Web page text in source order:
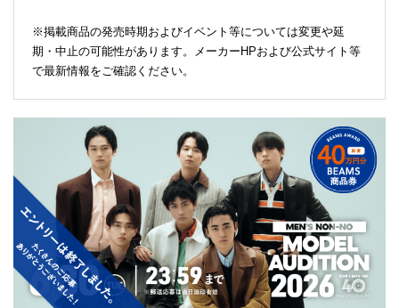
※掲載商品の発売時期およびイベント等については変更や延
期・中止の可能性があります。メーカーHPおよび公式サイト等
で最新情報をご確認ください。